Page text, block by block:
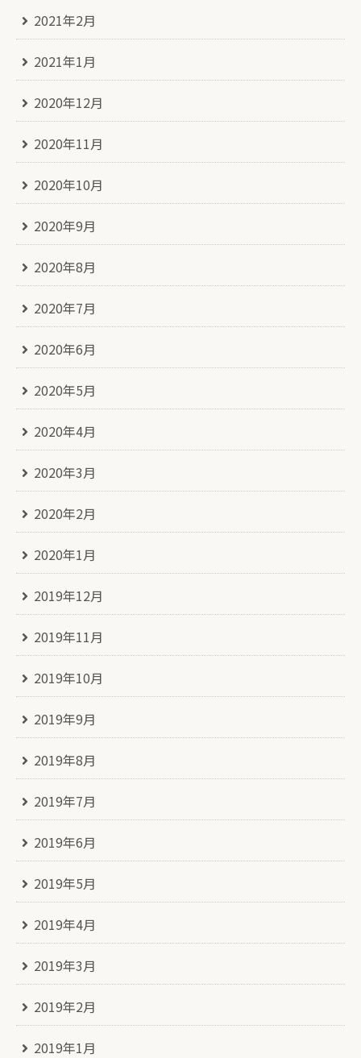
2021年2月
2021年1月
2020年12月
2020年11月
2020年10月
2020年9月
2020年8月
2020年7月
2020年6月
2020年5月
2020年4月
2020年3月
2020年2月
2020年1月
2019年12月
2019年11月
2019年10月
2019年9月
2019年8月
2019年7月
2019年6月
2019年5月
2019年4月
2019年3月
2019年2月
2019年1月